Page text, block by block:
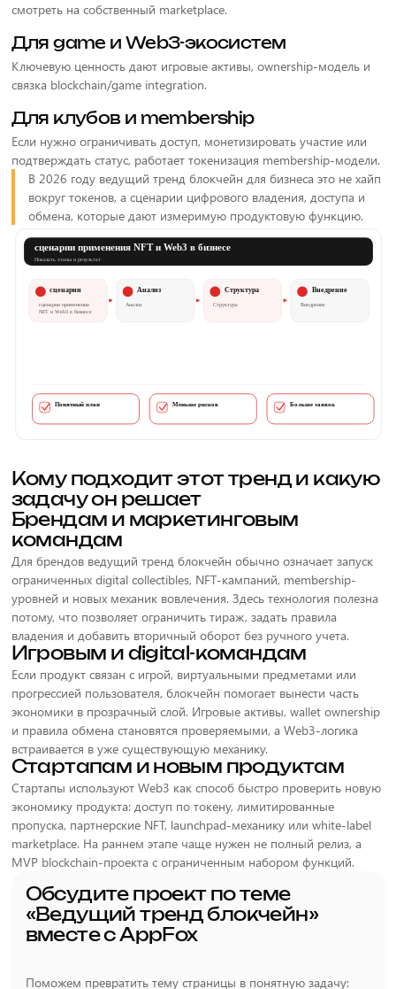
смотреть на собственный marketplace.
Для game и Web3-экосистем
Ключевую ценность дают игровые активы, ownership-модель и
связка blockchain/game integration.
Для клубов и membership
Если нужно ограничивать доступ, монетизировать участие или
подтверждать статус, работает токенизация membership-модели.
В 2026 году ведущий тренд блокчейн для бизнеса это не хайп
вокруг токенов, а сценарии цифрового владения, доступа и
обмена, которые дают измеримую продуктовую функцию.
Кому подходит этот тренд и какую
задачу он решает
Брендам и маркетинговым
командам
Для брендов ведущий тренд блокчейн обычно означает запуск
ограниченных digital collectibles, NFT-кампаний, membership-
уровней и новых механик вовлечения. Здесь технология полезна
потому, что позволяет ограничить тираж, задать правила
владения и добавить вторичный оборот без ручного учета.
Игровым и digital-командам
Если продукт связан с игрой, виртуальными предметами или
прогрессией пользователя, блокчейн помогает вынести часть
экономики в прозрачный слой. Игровые активы, wallet ownership
и правила обмена становятся проверяемыми, а Web3-логика
встраивается в уже существующую механику.
Стартапам и новым продуктам
Стартапы используют Web3 как способ быстро проверить новую
экономику продукта: доступ по токену, лимитированные
пропуска, партнерские NFT, launchpad-механику или white-label
marketplace. На раннем этапе чаще нужен не полный релиз, а
MVP blockchain-проекта с ограниченным набором функций.
Обсудите проект по теме
«Ведущий тренд блокчейн»
вместе с AppFox
Поможем превратить тему страницы в понятную задачу: